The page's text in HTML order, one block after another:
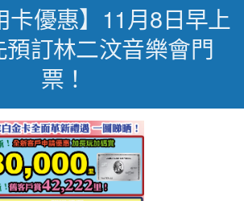
卡優惠】11月8日早上
預訂林二汶音樂會門
票！